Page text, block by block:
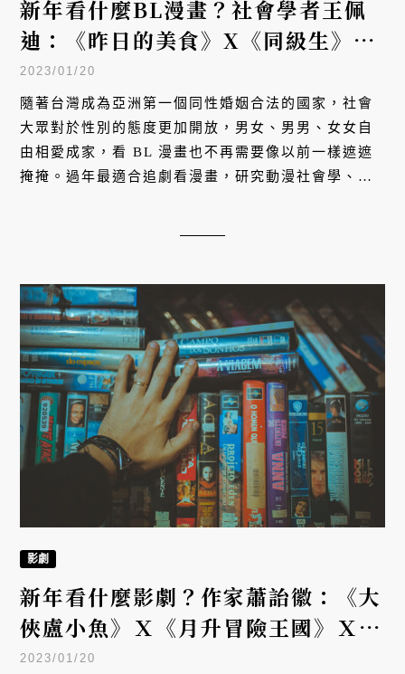
新年看什麼BL漫畫？社會學者王佩
迪：《昨日的美食》X《同級生》
X《等待花開時》
2023/01/20
隨著台灣成為亞洲第一個同性婚姻合法的國家，社會
大眾對於性別的態度更加開放，男女、男男、女女自
由相愛成家，看 BL 漫畫也不再需要像以前一樣遮遮
掩掩。過年最適合追劇看漫畫，研究動漫社會學、性
影劇
新年看什麼影劇？作家蕭詒徽：《大
俠盧小魚》Ｘ《月升冒險王國》Ｘ
《媽媽桌球》
2023/01/20